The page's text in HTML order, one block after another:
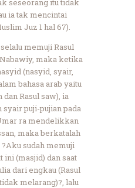
seseorang itu tidak
ia tak mencintai
Juz 1 hal 67).
memuji Rasul
maka ketika
(nasyid, syair,
bahasa arab yaitu
Rasul saw), ia
puji-pujian pada
ra mendelikkan
maka berkatalah
sudah memuji
ini (masjid) dan saat
dari engkau (Rasul
melarang)?, lalu